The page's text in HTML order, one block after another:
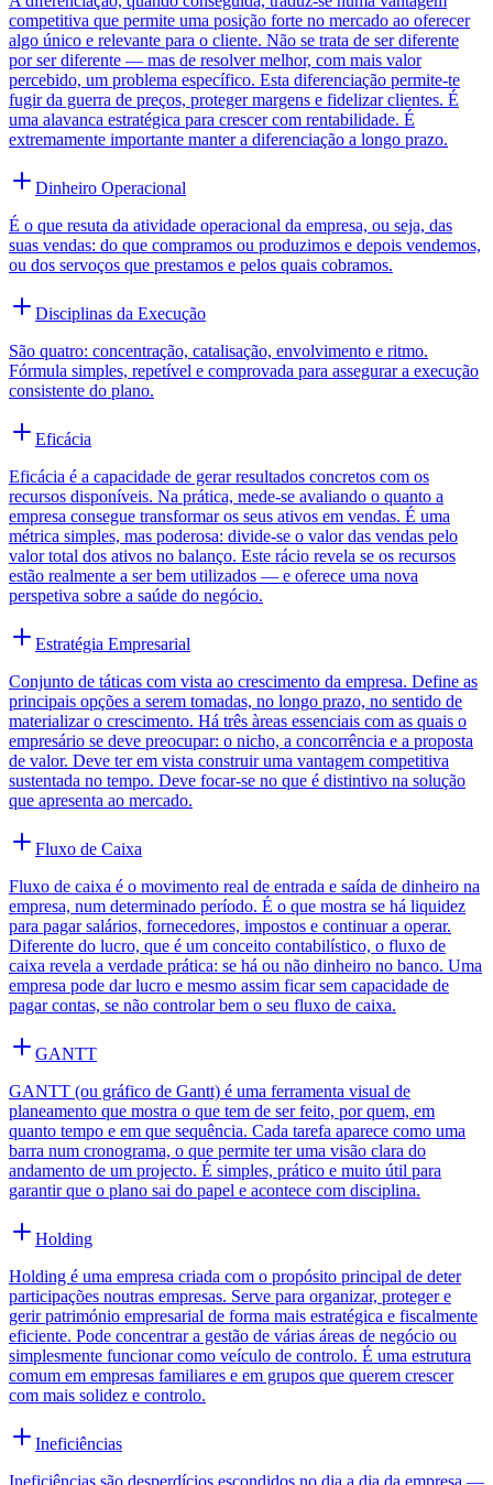
competitiva que permite uma posição forte no mercado ao oferecer
algo único e relevante para o cliente. Não se trata de ser diferente
por ser diferente — mas de resolver melhor, com mais valor
percebido, um problema específico. Esta diferenciação permite-te
fugir da guerra de preços, proteger margens e fidelizar clientes. É
uma alavanca estratégica para crescer com rentabilidade. É
extremamente importante manter a diferenciação a longo prazo.
Dinheiro Operacional
É o que resuta da atividade operacional da empresa, ou seja, das
suas vendas: do que compramos ou produzimos e depois vendemos,
ou dos servoços que prestamos e pelos quais cobramos.
Disciplinas da Execução
São quatro: concentração, catalisação, envolvimento e ritmo.
Fórmula simples, repetível e comprovada para assegurar a execução
consistente do plano.
Eficácia
Eficácia é a capacidade de gerar resultados concretos com os
recursos disponíveis. Na prática, mede-se avaliando o quanto a
empresa consegue transformar os seus ativos em vendas. É uma
métrica simples, mas poderosa: divide-se o valor das vendas pelo
valor total dos ativos no balanço. Este rácio revela se os recursos
estão realmente a ser bem utilizados — e oferece uma nova
perspetiva sobre a saúde do negócio.
Estratégia Empresarial
Conjunto de táticas com vista ao crescimento da empresa. Define as
principais opções a serem tomadas, no longo prazo, no sentido de
materializar o crescimento. Há três àreas essenciais com as quais o
empresário se deve preocupar: o nicho, a concorrência e a proposta
de valor. Deve ter em vista construir uma vantagem competitiva
sustentada no tempo. Deve focar-se no que é distintivo na solução
que apresenta ao mercado.
Fluxo de Caixa
Fluxo de caixa é o movimento real de entrada e saída de dinheiro na
empresa, num determinado período. É o que mostra se há liquidez
para pagar salários, fornecedores, impostos e continuar a operar.
Diferente do lucro, que é um conceito contabilístico, o fluxo de
caixa revela a verdade prática: se há ou não dinheiro no banco. Uma
empresa pode dar lucro e mesmo assim ficar sem capacidade de
pagar contas, se não controlar bem o seu fluxo de caixa.
GANTT
GANTT (ou gráfico de Gantt) é uma ferramenta visual de
planeamento que mostra o que tem de ser feito, por quem, em
quanto tempo e em que sequência. Cada tarefa aparece como uma
barra num cronograma, o que permite ter uma visão clara do
andamento de um projecto. É simples, prático e muito útil para
garantir que o plano sai do papel e acontece com disciplina.
Holding
Holding é uma empresa criada com o propósito principal de deter
participações noutras empresas. Serve para organizar, proteger e
gerir património empresarial de forma mais estratégica e fiscalmente
eficiente. Pode concentrar a gestão de várias áreas de negócio ou
simplesmente funcionar como veículo de controlo. É uma estrutura
comum em empresas familiares e em grupos que querem crescer
com mais solidez e controlo.
Ineficiências
Ineficiências são desperdícios escondidos no dia a dia da empresa —